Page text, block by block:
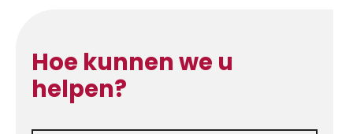
Hoe kunnen we u
helpen?